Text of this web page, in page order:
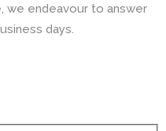
we endeavour to answer
days.